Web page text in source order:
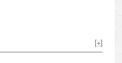
[+]